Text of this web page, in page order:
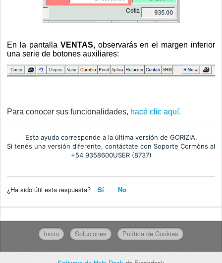
En la pantalla VENTAS, observarás en el margen inferior
una serie de botones auxiliares:
Para conocer sus funcionalidades, hacé clic aquí.
Esta ayuda corresponde a la última versión de GORIZIA.
Si tenés una versión diferente, contáctate con Soporte Cormòns al
+54 9358600USER (8737)
¿Ha sido útil esta respuesta? Sí No
Inicio Soluciones Política de Cookies